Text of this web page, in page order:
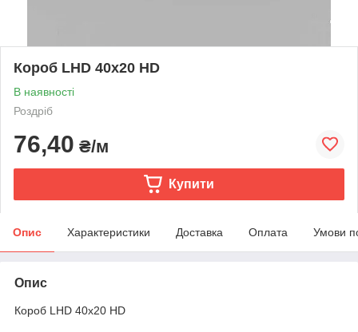
Короб LHD 40x20 HD
В наявності
Роздріб
76,40 ₴/м
Купити
Опис Характеристики Доставка Оплата Умови
Опис
Короб LHD 40x20 HD